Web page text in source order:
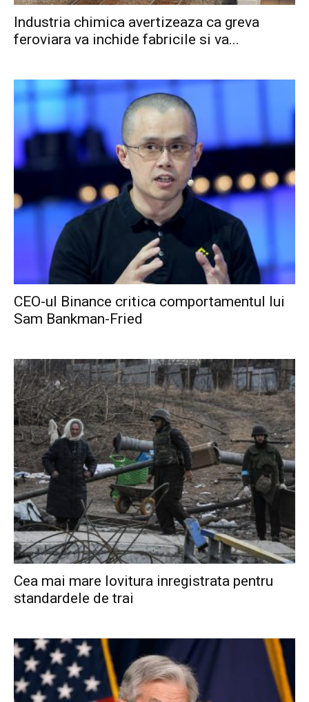
Industria chimica avertizeaza ca greva
feroviara va inchide fabricile si va...
CEO-ul Binance critica comportamentul lui
Sam Bankman-Fried
Cea mai mare lovitura inregistrata pentru
standardele de trai